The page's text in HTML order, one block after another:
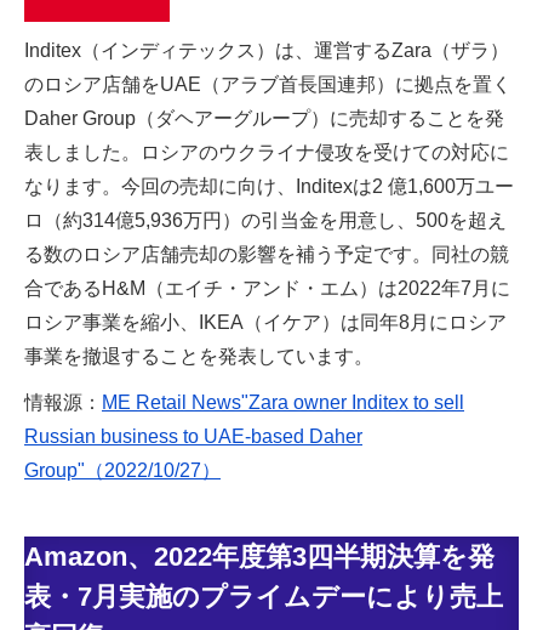
Inditex（インディテックス）は、運営するZara（ザラ）
のロシア店舗をUAE（アラブ首長国連邦）に拠点を置く
Daher Group（ダヘアーグループ）に売却することを発
表しました。ロシアのウクライナ侵攻を受けての対応に
なります。今回の売却に向け、Inditexは2 億1,600万ユー
ロ（約314億5,936万円）の引当金を用意し、500を超え
る数のロシア店舗売却の影響を補う予定です。同社の競
合であるH&M（エイチ・アンド・エム）は2022年7月に
ロシア事業を縮小、IKEA（イケア）は同年8月にロシア
事業を撤退することを発表しています。
情報源： ME Retail News"Zara owner Inditex to sell
Russian business to UAE-based Daher
Group"（2022/10/27）
Amazon、2022年度第3四半期決算を発
表・7月実施のプライムデーにより売上